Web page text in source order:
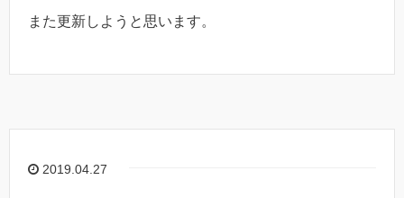
また更新しようと思います。
2019.04.27